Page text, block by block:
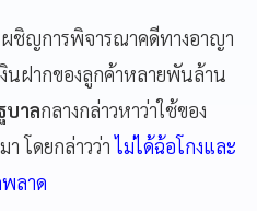
ชิญการพิจารณาคดีทางอาญา
นฝากของลูกค้าหลายพันล้าน
บาลกลางกล่าวหาว่าใช้ของ
โดยกล่าวว่าไม่ได้ฉ้อโกงและ
ลาด